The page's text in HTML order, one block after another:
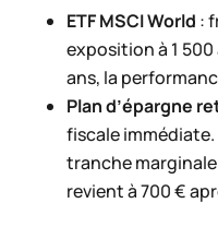
ETF MSCI World :
exposition à 1
ans, la
Plan d’épargne
fiscale immédiate.
tranche marginale
revient à 700 €